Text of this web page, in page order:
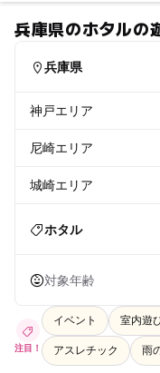
兵庫県のホタルの
兵庫県
神戸エリア
尼崎エリア
城崎エリア
ホタル
対象年齢
注目！
イベント 室内遊
アスレチック 雨